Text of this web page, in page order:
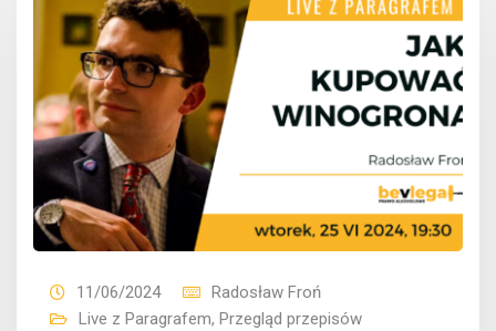
11/06/2024
Radosław Froń
Live z Paragrafem, Przegląd przepisów